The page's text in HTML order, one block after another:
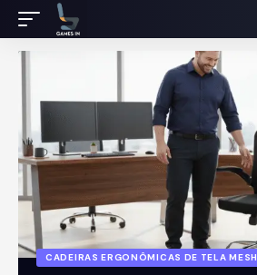
CADEIRAS ERGONÔMICAS DE TELA MESH